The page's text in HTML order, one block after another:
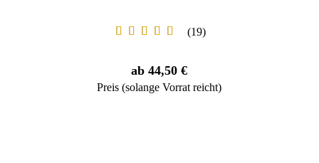
19
ab 44,50 €
Preis (solange Vorrat reicht)